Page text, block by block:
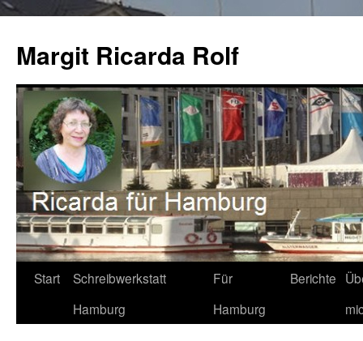
springen
Margit Ricarda Rolf
Start
Schreibwerkstatt
Hamburg
Für
Hamburg
Berichte